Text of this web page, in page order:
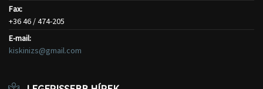
Fax:
+36 46 / 474-205
E-mail:
kiskinizs@gmail.com